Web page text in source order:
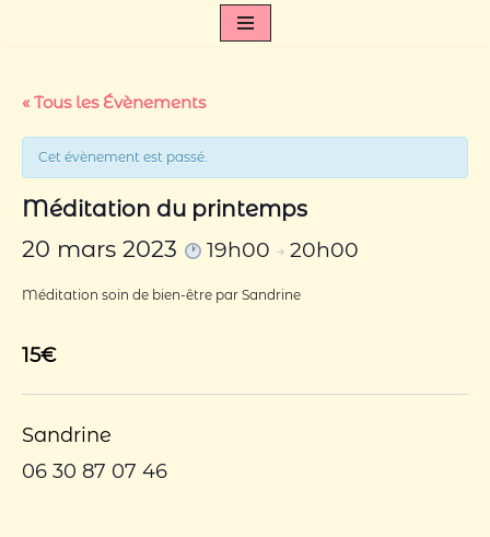
contenu
« Tous les Évènements
Cet évènement est passé.
Méditation du printemps
20 mars 2023
19h00 →20h00
Méditation soin de bien-être par Sandrine
15€
Sandrine
06 30 87 07 46